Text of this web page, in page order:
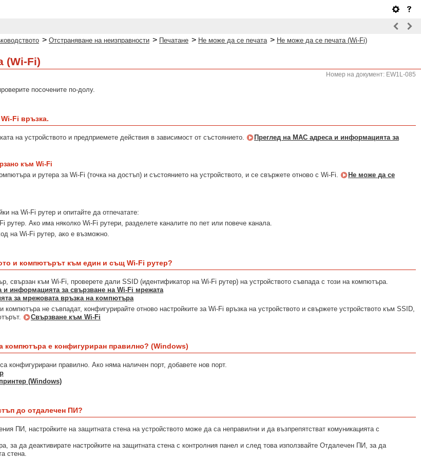
> Отстраняване на неизправности > Печатане > Не може да се печата > Не може да се печата (Wi-Fi)
(Wi-Fi)
Номер на документ: EW1L-085
посочените по-долу.
Fi връзка.
на устройството и предприемете действия в зависимост от състоянието.
Преглед на MAC адреса и информацията за
към Wi-Fi
и рутера за Wi-Fi (точка на достъп) и състоянието на устройството, и се свържете отново с Wi-Fi.
Не може да се
на Wi-Fi рутер и опитайте да отпечатате:
рутер. Ако има няколко Wi-Fi рутери, разделете каналите по пет или повече канала.
на Wi-Fi рутер, ако е възможно.
и компютърът към един и същ Wi-Fi рутер?
свързан към Wi-Fi, проверете дали SSID (идентификатор на Wi-Fi рутер) на устройството съвпада с този на компютъра.
и информацията за свързване на Wi-Fi мрежата
за мрежовата връзка на компютъра
компютъра не съвпадат, конфигурирайте отново настройките за Wi-Fi връзка на устройството и свържете устройството към SSID,
Свързване към Wi-Fi
компютъра е конфигуриран правилно? (Windows)
конфигурирани правилно. Ако няма наличен порт, добавете нов порт.
(Windows)
до отдалечен ПИ?
ПИ, настройките на защитната стена на устройството може да са неправилни и да възпрепятстват комуникацията с
за да деактивирате настройките на защитната стена с контролния панел и след това използвайте Отдалечен ПИ, за да
стена.